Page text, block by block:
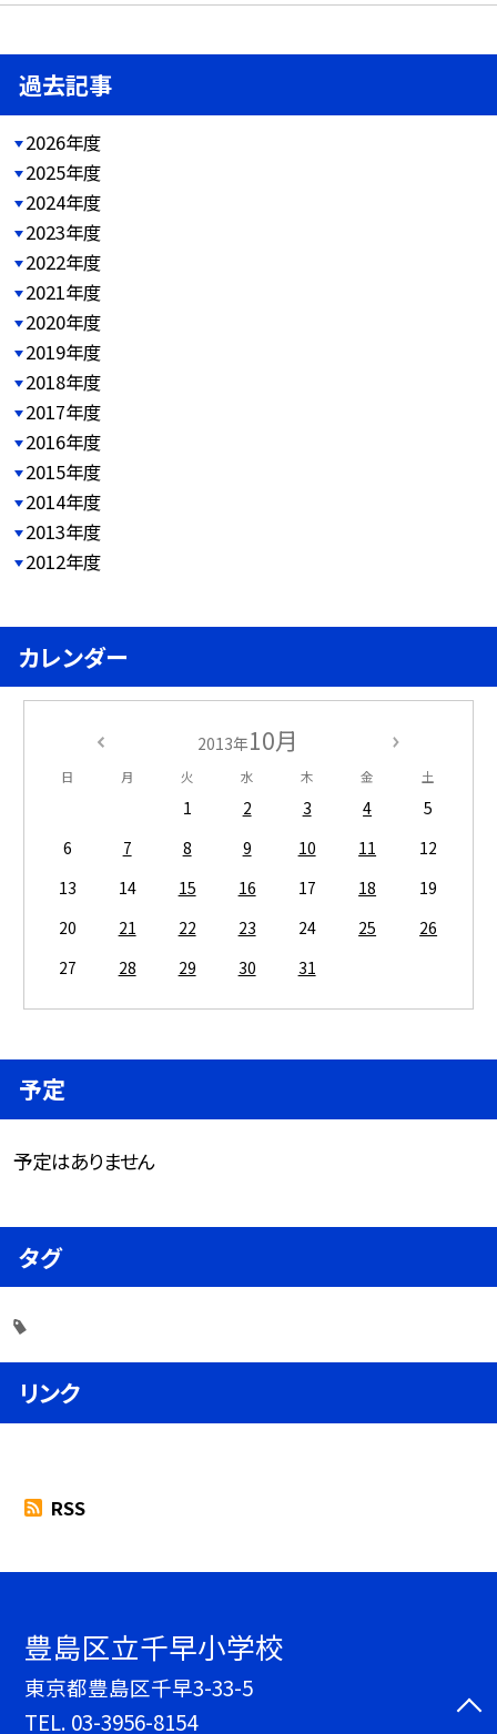
過去記事
2026年度
2025年度
2024年度
2023年度
2022年度
2021年度
2020年度
2019年度
2018年度
2017年度
2016年度
2015年度
2014年度
2013年度
2012年度
カレンダー
2013年10月
日 月 火 水 木 金 土
1 2 3 4
5
6
7 8 9 10 11
12
13
14 15 16 17 18
19
20
21 22 23 24 25
26
27
28 29 30 31
予定
予定はありません
タグ
リンク
RSS
豊島区立千早小学校
東京都豊島区千早3-33-5
TEL. 03-3956-8154